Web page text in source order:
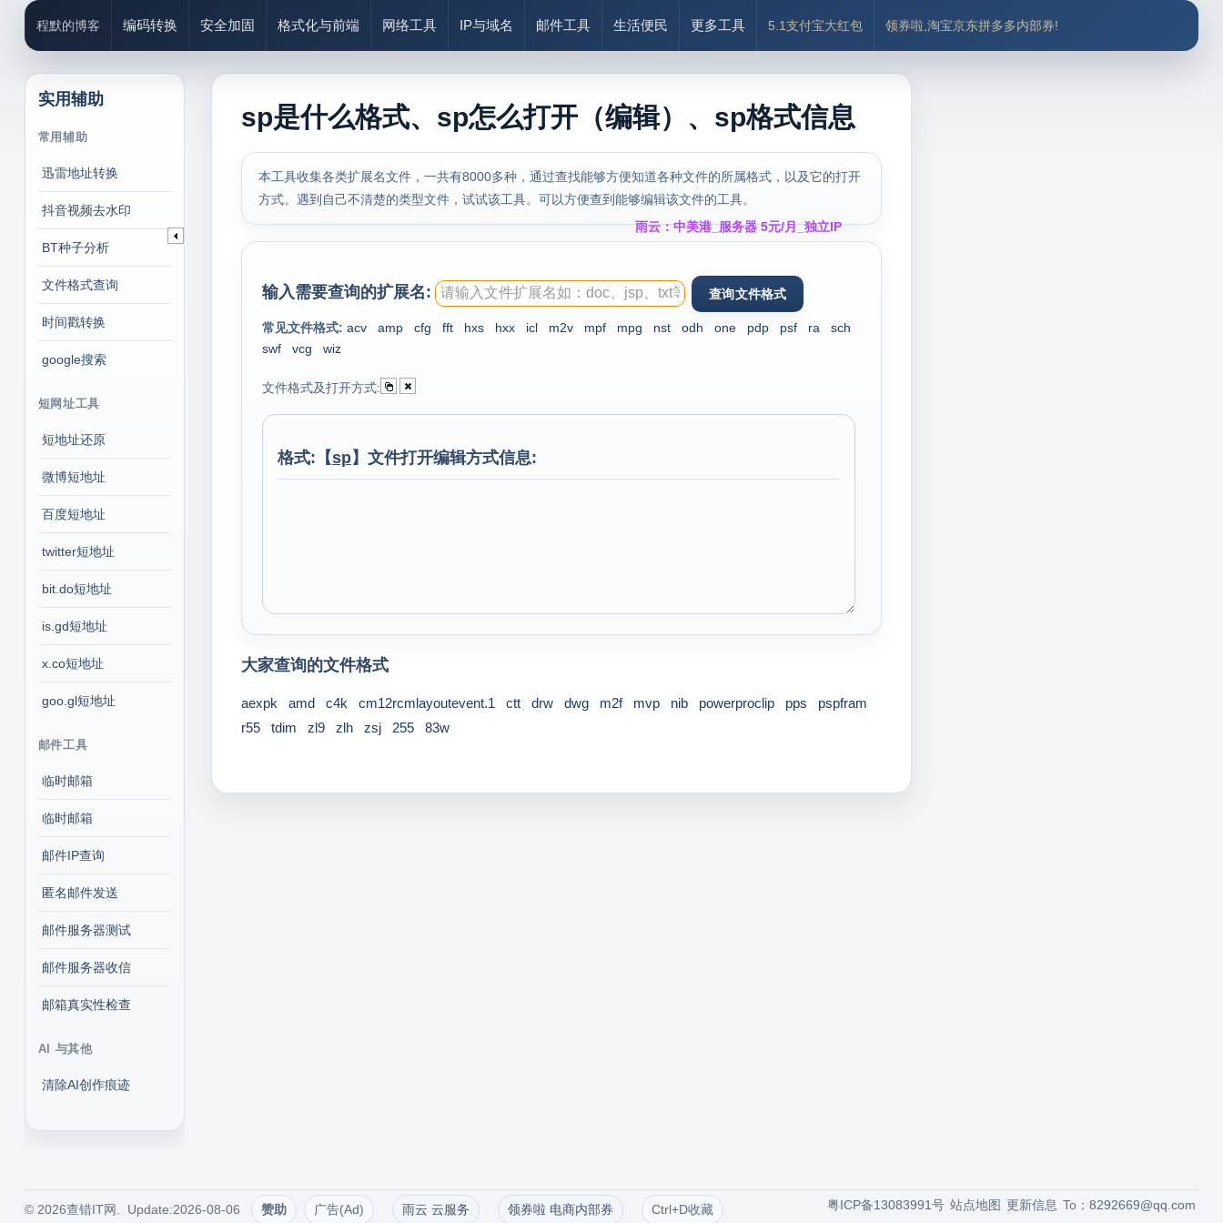
程默的博客 编码转换 安全加固 格式化与前端 网络工具 IP与域名 邮件工具 生活便民 更多工具 5.1支付宝大红包 领券啦,淘宝京东拼多多内部券!
实用辅助
常用辅助
迅雷地址转换
抖音视频去水印
BT种子分析
文件格式查询
时间戳转换
google搜索
短网址工具
短地址还原
微博短地址
百度短地址
twitter短地址
bit.do短地址
is.gd短地址
x.co短地址
goo.gl短地址
邮件工具
临时邮箱
临时邮箱
邮件IP查询
匿名邮件发送
邮件服务器测试
邮件服务器收信
邮箱真实性检查
AI 与其他
清除AI创作痕迹
sp是什么格式、sp怎么打开（编辑）、sp格式信息
本工具收集各类扩展名文件，一共有8000多种，通过查找能够方便知道各种文件的所属格式，以及它的打开
方式。遇到自己不清楚的类型文件，试试该工具。可以方便查到能够编辑该文件的工具。
雨云：中美港_服务器 5元/月_独立IP
输入需要查询的扩展名:
常见文件格式: acv amp cfg fft hxs hxx icl m2v mpf mpg nst odh one pdp psf ra
sch
swf
vcg wiz
文件格式及打开方式:
格式:【sp】文件打开编辑方式信息:
大家查询的文件格式
aexpk amd c4k cm12rcmlayoutevent.1 ctt drw dwg m2f mvp nib powerproclip pps
pspfram
r55
tdim zl9 zlh zsj 255 83w
© 2026查错IT网. Update:2026-08-06 赞助 广告(Ad) 雨云 云服务 领券啦 电商内部券 Ctrl+D收藏 To：8292669@qq.com
更新信息
站点地图
粤ICP备13083991号